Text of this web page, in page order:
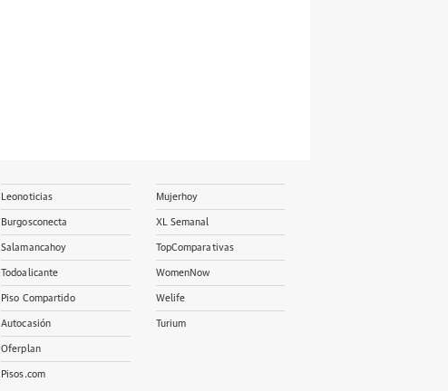
Leonoticias
Burgosconecta
Salamancahoy
Todoalicante
Piso Compartido
Autocasión
Oferplan
Pisos.com
Mujerhoy
XL Semanal
TopComparativas
WomenNow
Welife
Turium